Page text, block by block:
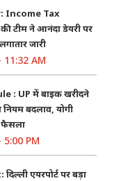
Income Tax
टीम ने आनंदा डेयरी पर
जारी
11:32 AM
: UP में बाइक खरीदने
बदलाव, योगी
फैसला
5:00 PM
एयरपोर्ट पर बड़ा